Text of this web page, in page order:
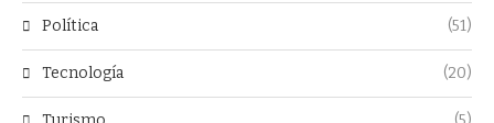
Política (51)
Tecnología (20)